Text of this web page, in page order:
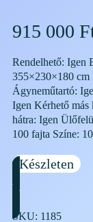
915 000
Rendelhető: Igen
355×230×180 cm
Ágyneműtartó:
Igen Kérhető más
hátra: Igen
100 fajta Színe:
Készleten
SKU: 1185